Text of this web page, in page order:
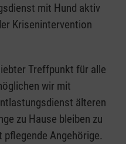
mit Hund aktiv
Krisenintervention
Treffpunkt für alle
wir mit
älteren
zu Hause bleiben zu
Angehörige.